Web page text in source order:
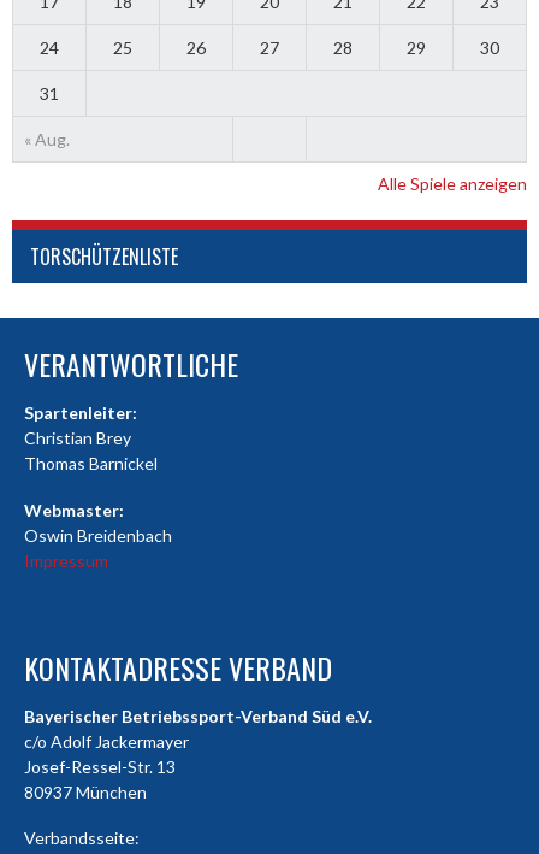
« Aug.
24 25 26 27 28 29 30
31
Alle Spiele anzeigen
TORSCHÜTZENLISTE
VERANTWORTLICHE
Spartenleiter:
Christian Brey
Thomas Barnickel
Webmaster:
Oswin Breidenbach
Impressum
KONTAKTADRESSE VERBAND
Bayerischer Betriebssport-Verband Süd e.V.
c/o Adolf Jackermayer
Josef-Ressel-Str. 13
80937 München
Verbandsseite: